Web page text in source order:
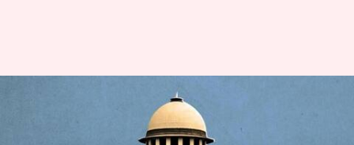
रामनवमी हिंसा: सुप्रीम कोर्ट से बंगाल
सरकार को झटका, NIA जांच के